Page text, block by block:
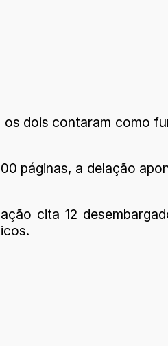
os dois contaram como
páginas, a delação
cita 12